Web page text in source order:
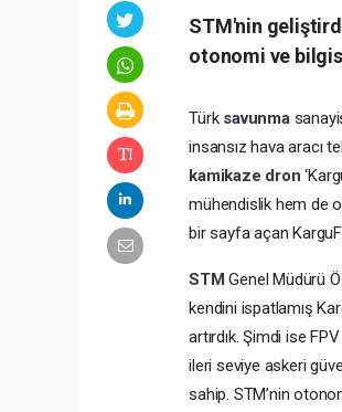
STM'nin
otonomi ve
Türk savunma
insansız hava aracı
kamikaze dron
mühendislik hem de
bir sayfa açan
STMGenel Müdürü
kendini ispatlamış
artırdık. Şimdi ise FPV
ileri seviye askeri
sahip. STM’nin